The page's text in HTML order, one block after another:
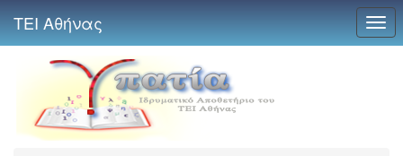
ΤΕΙ Αθήνας